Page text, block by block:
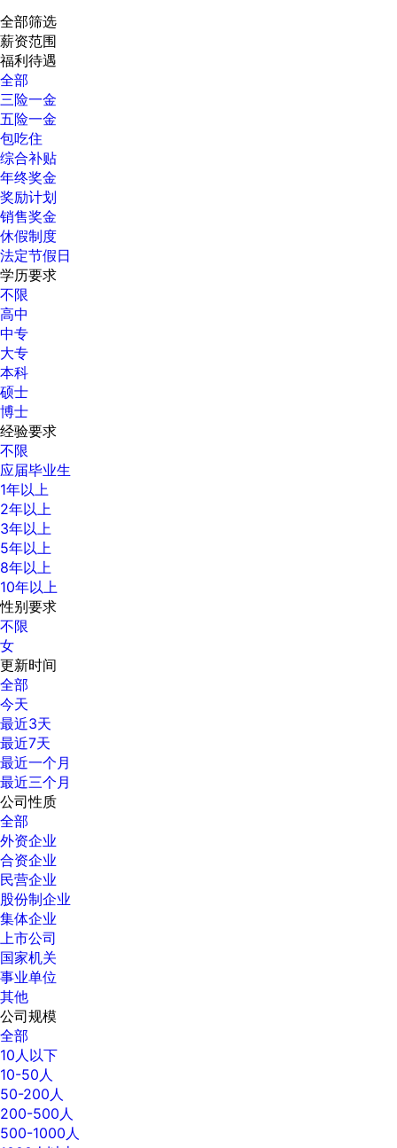
全部筛选
薪资范围
福利待遇
全部
三险一金
五险一金
包吃住
综合补贴
年终奖金
奖励计划
销售奖金
休假制度
法定节假日
学历要求
不限
高中
中专
大专
本科
硕士
博士
经验要求
不限
应届毕业生
1年以上
2年以上
3年以上
5年以上
8年以上
10年以上
性别要求
不限
女
更新时间
全部
今天
最近3天
最近7天
最近一个月
最近三个月
公司性质
全部
外资企业
合资企业
民营企业
股份制企业
集体企业
上市公司
国家机关
事业单位
其他
公司规模
全部
10人以下
10-50人
50-200人
200-500人
500-1000人